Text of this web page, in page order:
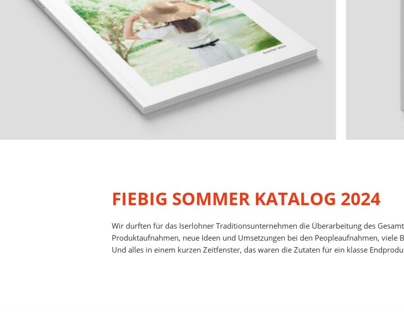
FIEBIG SOMMER KATALOG 2024
Wir durften für das Iserlohner Traditionsunternehmen die Überarbeitung des
Produktaufnahmen, neue Ideen und Umsetzungen bei den Peopleaufnahmen, viele
Und alles in einem kurzen Zeitfenster, das waren die Zutaten für ein klasse